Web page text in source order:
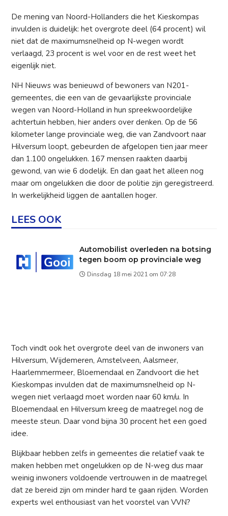
De mening van Noord-Hollanders die het Kieskompas
invulden is duidelijk: het overgrote deel (64 procent) wil
niet dat de maximumsnelheid op N-wegen wordt
verlaagd, 23 procent is wel voor en de rest weet het
eigenlijk niet.
NH Nieuws was benieuwd of bewoners van N201-
gemeentes, die een van de gevaarlijkste provinciale
wegen van Noord-Holland in hun spreekwoordelijke
achtertuin hebben, hier anders over denken. Op de 56
kilometer lange provinciale weg, die van Zandvoort naar
Hilversum loopt, gebeurden de afgelopen tien jaar meer
dan 1.100 ongelukken. 167 mensen raakten daarbij
gewond, van wie 6 dodelijk. En dan gaat het alleen nog
maar om ongelukken die door de politie zijn geregistreerd.
In werkelijkheid liggen de aantallen hoger.
LEES OOK
Automobilist overleden na botsing
tegen boom op provinciale weg
Dinsdag 18 mei 2021 om 07:28
Toch vindt ook het overgrote deel van de inwoners van
Hilversum, Wijdemeren, Amstelveen, Aalsmeer,
Haarlemmermeer, Bloemendaal en Zandvoort die het
Kieskompas invulden dat de maximumsnelheid op N-
wegen niet verlaagd moet worden naar 60 km/u. In
Bloemendaal en Hilversum kreeg de maatregel nog de
meeste steun. Daar vond bijna 30 procent het een goed
idee.
Blijkbaar hebben zelfs in gemeentes die relatief vaak te
maken hebben met ongelukken op de N-weg dus maar
weinig inwoners voldoende vertrouwen in de maatregel
dat ze bereid zijn om minder hard te gaan rijden. Worden
experts wel enthousiast van het voorstel van VVN?